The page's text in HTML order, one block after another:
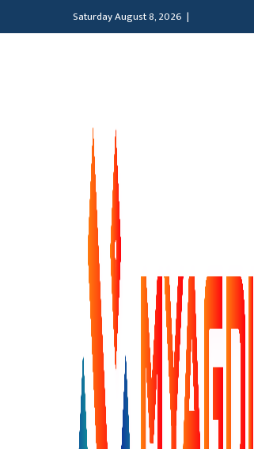
Saturday August 8, 2026 |